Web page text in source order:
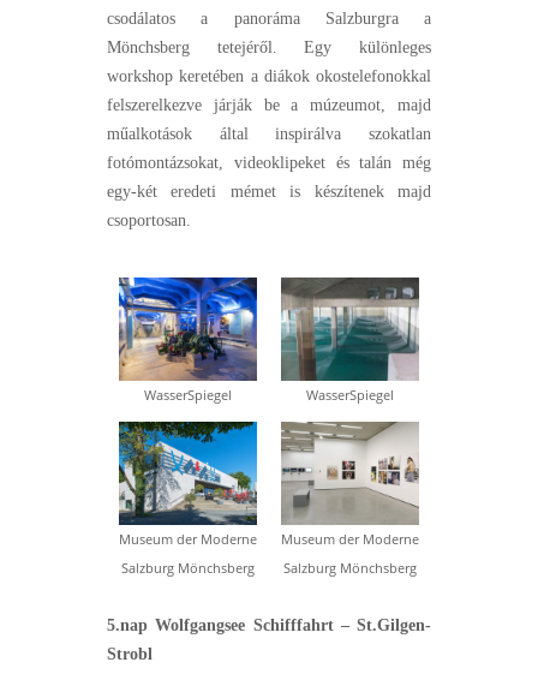
csodálatos a panoráma Salzburgra a
Mönchsberg tetejéről. Egy különleges
workshop keretében a diákok okostelefonokkal
felszerelkezve járják be a múzeumot, majd
műalkotások által inspirálva szokatlan
fotómontázsokat, videoklipeket és talán még
egy-két eredeti mémet is készítenek majd
csoportosan.
WasserSpiegel WasserSpiegel
Museum der Moderne
Salzburg Mönchsberg
Museum der Moderne
Salzburg Mönchsberg
5.napWolfgangsee Schifffahrt – St.Gilgen-
Strobl